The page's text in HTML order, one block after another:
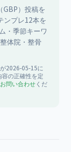
）投稿を
ンプレ12本を
・季節キーワ
体院・整骨
が2026-05-15に
容の正確性を定
お問い合わせくだ